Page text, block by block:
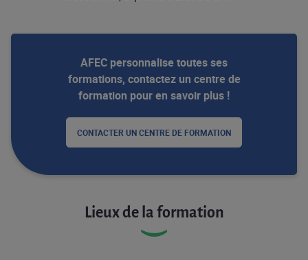
AFEC personnalise toutes ses
formations, contactez un centre de
formation pour en savoir plus !
CONTACTER UN CENTRE DE FORMATION
Lieux de la formation